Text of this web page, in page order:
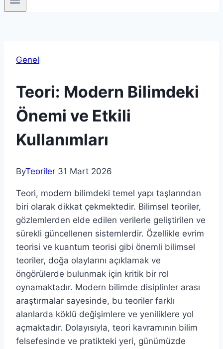
Genel
Teori: Modern Bilimdeki
Önemi ve Etkili
Kullanımları
ByTeoriler 31 Mart 2026
Teori, modern bilimdeki temel yapı taşlarından
biri olarak dikkat çekmektedir. Bilimsel teoriler,
gözlemlerden elde edilen verilerle geliştirilen ve
sürekli güncellenen sistemlerdir. Özellikle evrim
teorisi ve kuantum teorisi gibi önemli bilimsel
teoriler, doğa olaylarını açıklamak ve
öngörülerde bulunmak için kritik bir rol
oynamaktadır. Modern bilimde disiplinler arası
araştırmalar sayesinde, bu teoriler farklı
alanlarda köklü değişimlere ve yeniliklere yol
açmaktadır. Dolayısıyla, teori kavramının bilim
felsefesinde ve pratikteki yeri, günümüzde